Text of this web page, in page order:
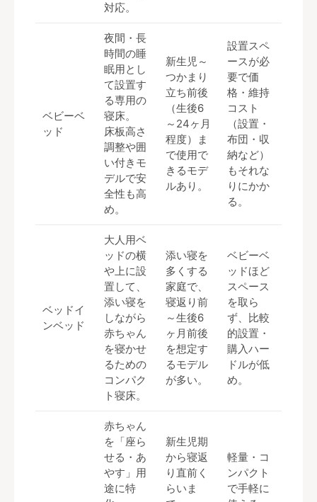
対応。
ベビーベ
ッド
夜間・長
時間の睡
眠用とし
て設置す
る専用の
寝床。
床板高さ
調整や囲
い付きモ
デルで安
全性も高
め。
新生児～
つかまり
立ち前後
（生後6
～24ヶ月
程度）ま
で使用で
きるモデ
ルあり。
設置スペ
ースが必
要で価
格・維持
コスト
（設置・
布団・収
納など）
もそれな
りにかか
る。
ベッドイ
ンベッド
大人用ベ
ッドの横
や上に設
置して、
添い寝を
しながら
赤ちゃん
を寝かせ
るための
コンパク
ト寝床。
添い寝を
多くする
家庭で、
寝返り前
～生後6
ヶ月前後
を想定す
るモデル
が多い。
ベビーベ
ッドほど
スペース
を取ら
ず、比較
的設置・
購入ハー
ドルが低
め。
赤ちゃん
を「座ら
せる・あ
やす」用
途に特
新生児期
から寝返
り直前く
らいま
軽量・コ
ンパクト
で手軽に